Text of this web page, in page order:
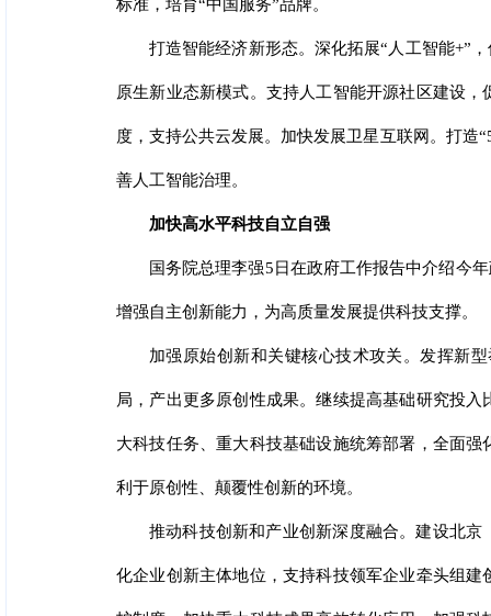
标准，培育“中国服务”品牌。
打造智能经济新形态。深化拓展“人工智能+”
原生新业态新模式。支持人工智能开源社区建设
度，支持公共云发展。加快发展卫星互联网。打造
善人工智能治理。
加快高水平科技自立自强
国务院总理李强5日在政府工作报告中介绍今
增强自主创新能力，为高质量发展提供科技支撑。
加强原始创新和关键核心技术攻关。发挥新
局，产出更多原创性成果。继续提高基础研究投
大科技任务、重大科技基础设施统筹部署，全面
利于原创性、颠覆性创新的环境。
推动科技创新和产业创新深度融合。建设北
化企业创新主体地位，支持科技领军企业牵头组